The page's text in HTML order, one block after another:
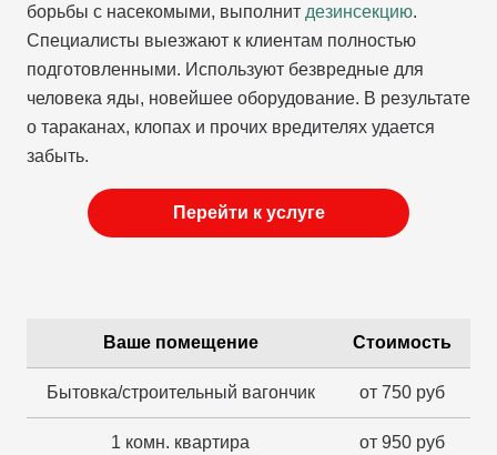
борьбы с насекомыми, выполнит дезинсекцию.
Специалисты выезжают к клиентам полностью
подготовленными. Используют безвредные для
человека яды, новейшее оборудование. В результате
о тараканах, клопах и прочих вредителях удается
забыть.
Перейти к услуге
Ваше помещение Стоимость
Бытовка/строительный вагончик от 750 руб
1 комн. квартира от 950 руб